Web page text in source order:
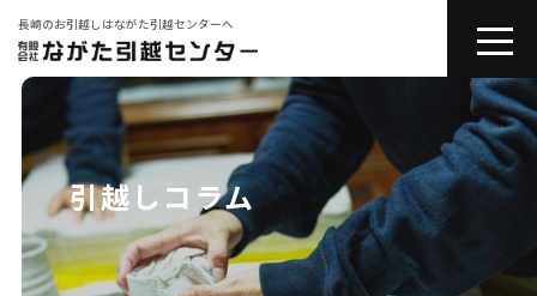
長崎のお引越しはながた引越センターへ
toggle
会社紹介
お引越しサービス
その他サービス
引越しコラム